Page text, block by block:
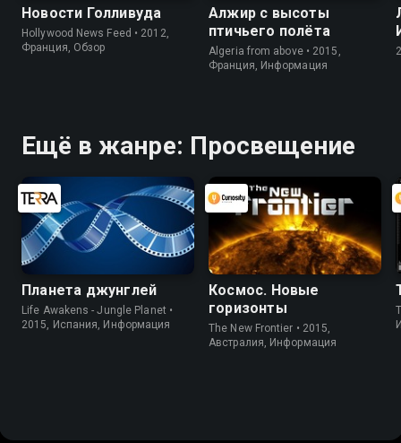
Новости Голливуда
Hollywood News Feed • 2012,
Франция, Обзор
Алжир с высоты
птичьего полёта
Algeria from above • 2015,
Франция, Информация
Ещё в жанре: Просвещение
Планета джунглей
Life Awakens - Jungle Planet •
2015, Испания, Информация
Космос. Новые
горизонты
The New Frontier • 2015,
Австралия, Информация